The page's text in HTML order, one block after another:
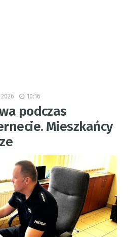
10:16
podczas
Mieszkańcy